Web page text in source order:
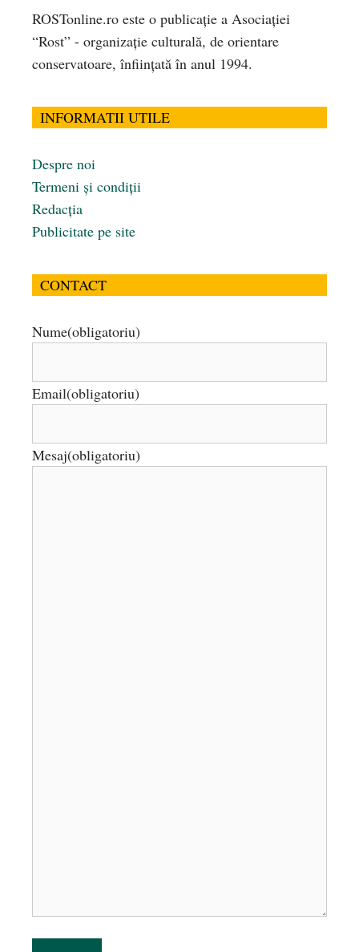
ROSTonline.ro este o publicaţie a Asociaţiei
“Rost” - organizaţie culturală, de orientare
conservatoare, înfiinţată în anul 1994.
INFORMATII UTILE
Despre noi
Termeni și condiții
Redacția
Publicitate pe site
CONTACT
Nume(obligatoriu)
Email(obligatoriu)
Mesaj(obligatoriu)